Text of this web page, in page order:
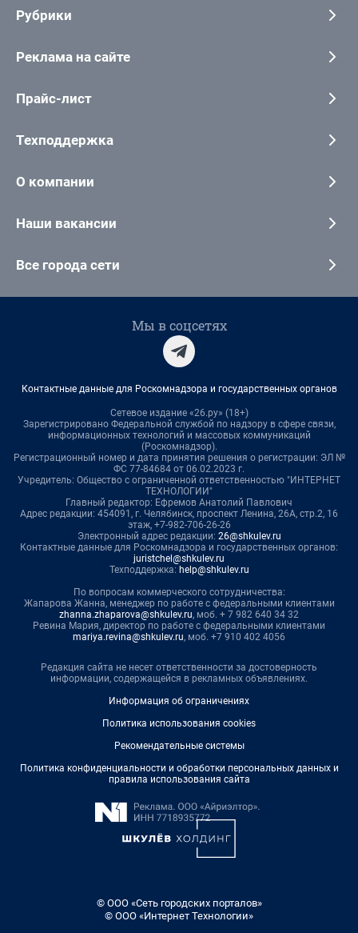
Рубрики
Реклама на сайте
Прайс-лист
Техподдержка
О компании
Наши вакансии
Все города сети
Мы в соцсетях
Контактные данные для Роскомнадзора и государственных органов
Сетевое издание «26.ру» (18+)
Зарегистрировано Федеральной службой по надзору в сфере связи,
информационных технологий и массовых коммуникаций
(Роскомнадзор).
Регистрационный номер и дата принятия решения о регистрации: ЭЛ №
ФС 77-84684 от 06.02.2023 г.
Учредитель: Общество с ограниченной ответственностью "ИНТЕРНЕТ
ТЕХНОЛОГИИ"
Главный редактор: Ефремов Анатолий Павлович
Адрес редакции: 454091, г. Челябинск, проспект Ленина, 26А, стр.2, 16
этаж, +7-982-706-26-26
Электронный адрес редакции: 26@shkulev.ru
Контактные данные для Роскомнадзора и государственных органов:
juristchel@shkulev.ru
Техподдержка: help@shkulev.ru
По вопросам коммерческого сотрудничества:
Жапарова Жанна, менеджер по работе с федеральными клиентами
zhanna.zhaparova@shkulev.ru, моб. + 7 982 640 34 32
Ревина Мария, директор по работе с федеральными клиентами
mariya.revina@shkulev.ru, моб. +7 910 402 4056
Редакция сайта не несет ответственности за достоверность
информации, содержащейся в рекламных объявлениях.
Информация об ограничениях
Политика использования cookies
Рекомендательные системы
Политика конфиденциальности и обработки персональных данных и
правила использования сайта
© ООО «Сеть городских порталов»
© ООО «Интернет Технологии»